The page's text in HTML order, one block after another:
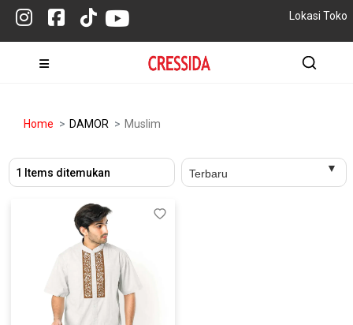
Lokasi Toko
Home DAMOR Muslim
1 Items ditemukan